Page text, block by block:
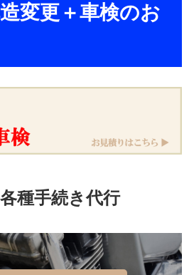
変更＋車検のお
種手続き代行